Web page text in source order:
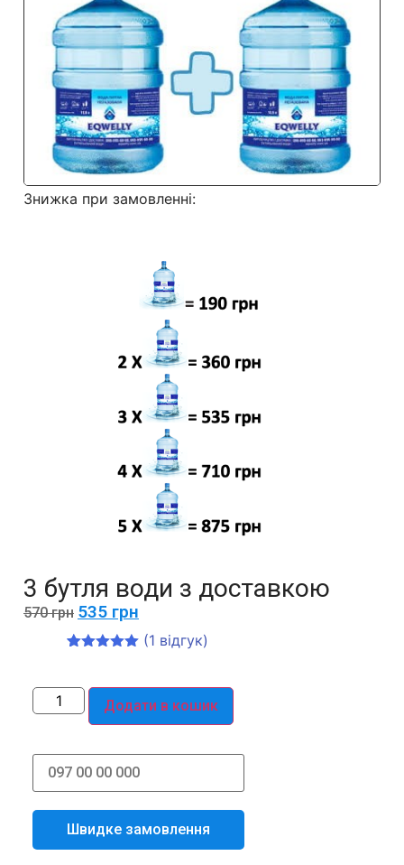
Знижка при замовленні:
3 бутля води з доставкою
570грн 535 грн
основі
опитування
покупця
(1 відгук)
Додати в кошик